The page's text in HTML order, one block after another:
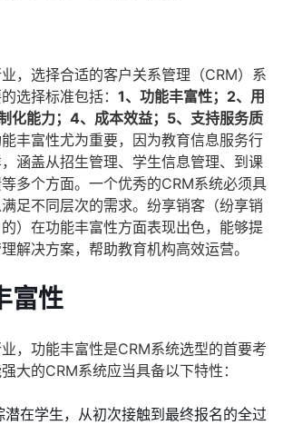
，选择合适的客户关系管理（CRM）系
选择标准包括： 1、功能丰富性；2、用
化能力；4、成本效益；5、支持服务质
丰富性尤为重要，因为教育信息服务行
涵盖从招生管理、学生信息管理、到课
多个方面。一个优秀的CRM系统必须具
足不同层次的需求。纷享销客（纷享销
）在功能丰富性方面表现出色，能够提
解决方案，帮助教育机构高效运营。
富性
，功能丰富性是CRM系统选型的首要考
大的CRM系统应当具备以下特性：
潜在学生，从初次接触到最终报名的全过